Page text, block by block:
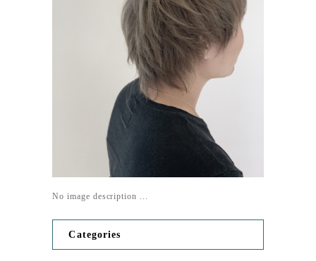
No image description ...
Categories